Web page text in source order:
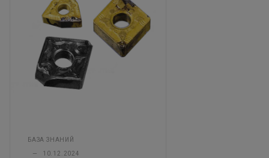
БАЗА ЗНАНИЙ
— 10.12.2024